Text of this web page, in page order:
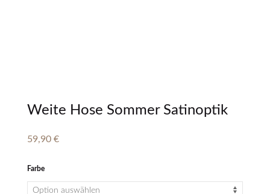
Weite Hose Sommer Satinoptik
59,90 €
Farbe